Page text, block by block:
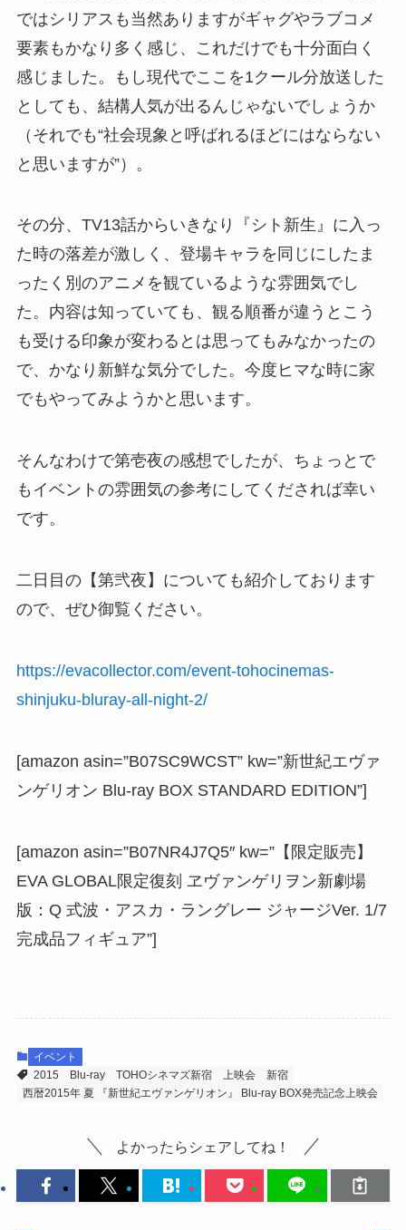
ではシリアスも当然ありますがギャグやラブコメ
要素もかなり多く感じ、これだけでも十分面白く
感じました。もし現代でここを1クール分放送した
としても、結構人気が出るんじゃないでしょうか
（それでも“社会現象と呼ばれるほどにはならない
と思いますが”）。
その分、TV13話からいきなり『シト新生』に入っ
た時の落差が激しく、登場キャラを同じにしたま
ったく別のアニメを観ているような雰囲気でし
た。内容は知っていても、観る順番が違うとこう
も受ける印象が変わるとは思ってもみなかったの
で、かなり新鮮な気分でした。今度ヒマな時に家
でもやってみようかと思います。
そんなわけで第壱夜の感想でしたが、ちょっとで
もイベントの雰囲気の参考にしてくだされば幸い
です。
二日目の【第弐夜】についても紹介しております
ので、ぜひ御覧ください。
https://evacollector.com/event-tohocinemas-
shinjuku-bluray-all-night-2/
[amazon asin=”B07SC9WCST” kw=”新世紀エヴァ
ンゲリオン Blu-ray BOX STANDARD EDITION”]
[amazon asin=”B07NR4J7Q5″ kw=”【限定販売】
EVA GLOBAL限定復刻 ヱヴァンゲリヲン新劇場
版：Q 式波・アスカ・ラングレー ジャージVer. 1/7
完成品フィギュア”]
イベント
2015
Blu-ray TOHOシネマズ新宿 上映会
新宿
西暦2015年 夏 『新世紀エヴァンゲリオン』 Blu-ray BOX発売記念上映会
よかったらシェアしてね！